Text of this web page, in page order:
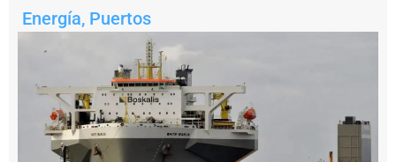
?
Energía, Puertos